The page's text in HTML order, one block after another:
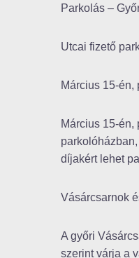
Parkolás –
Utcai fizető
Március 15-
Március 15-én,
díjakért lehet
Vásárcsarnok
A győri
szerint várja a